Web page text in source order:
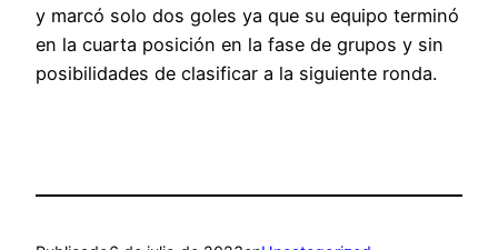
y marcó solo dos goles ya que su equipo terminó
en la cuarta posición en la fase de grupos y sin
posibilidades de clasificar a la siguiente ronda.